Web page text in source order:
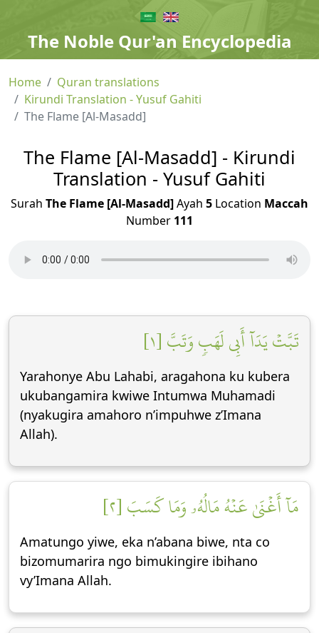
The Noble Qur'an Encyclopedia
Home
Quran translations
Kirundi Translation - Yusuf Gahiti
The Flame [Al-Masadd]
The Flame [Al-Masadd] - Kirundi
Translation - Yusuf Gahiti
Surah The Flame [Al-Masadd]Ayah 5 Location Maccah
Number 111
تَبَّتۡ يَدَآ أَبِي لَهَبٖ وَتَبَّ [١]
Yarahonye Abu Lahabi, aragahona ku kubera
ukubangamira kwiwe Intumwa Muhamadi
(nyakugira amahoro n’impuhwe z’Imana
Allah).
مَآ أَغۡنَىٰ عَنۡهُ مَالُهُۥ وَمَا كَسَبَ [٢]
Amatungo yiwe, eka n’abana biwe, nta co
bizomumarira ngo bimukingire ibihano
vy’Imana Allah.